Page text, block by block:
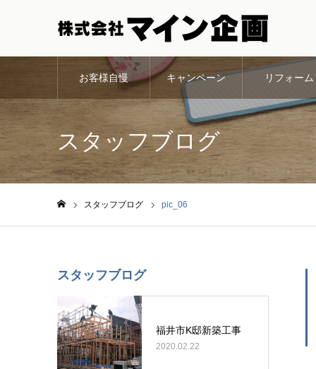
お客様自慢 キャンペーン リフォーム
スタッフブログ
スタッフブログ pic_06
スタッフブログ
福井市K邸新築工事
2020.02.22